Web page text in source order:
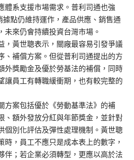
體系支援市場需求。普利司通也強
點仍維持運作，產品供應、銷售通
未來仍會持續投資台灣市場。
，黃世聰表示，關廠最容易引發爭議
、補償方案。但從普利司通提出的方
外獎勵金及優於勞基法的補償，同時
讓員工有轉職緩衝期，也有較完整的
方案包括優於《勞動基準法》的補
、額外發放分紅與年節獎金，並針對
個別化評估及彈性處理機制。黃世聰
時，員工不應只是成本表上的數字，
伴；若企業必須轉型，更應以高於法